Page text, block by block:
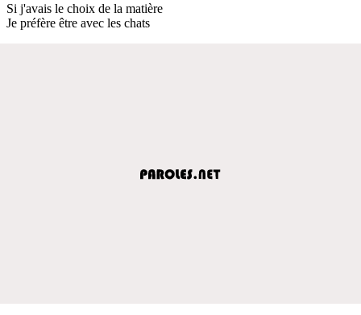
Si j'avais le choix de la matière
Je préfère être avec les chats